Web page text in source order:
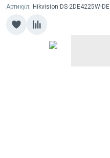
Артикул: Hikvision DS-2DE4225W-DE